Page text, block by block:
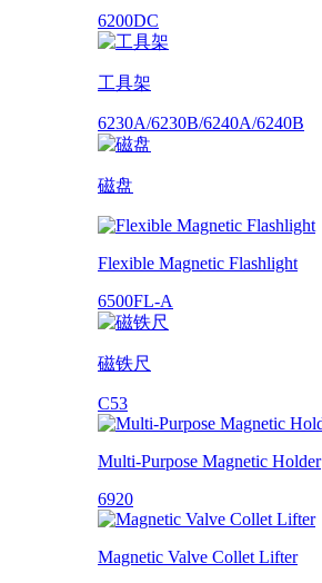
6200DC
工具架
6230A/6230B/6240A/6240B
磁盘
Flexible Magnetic Flashlight
6500FL-A
磁铁尺
C53
Multi-Purpose Magnetic Holder
6920
Magnetic Valve Collet Lifter